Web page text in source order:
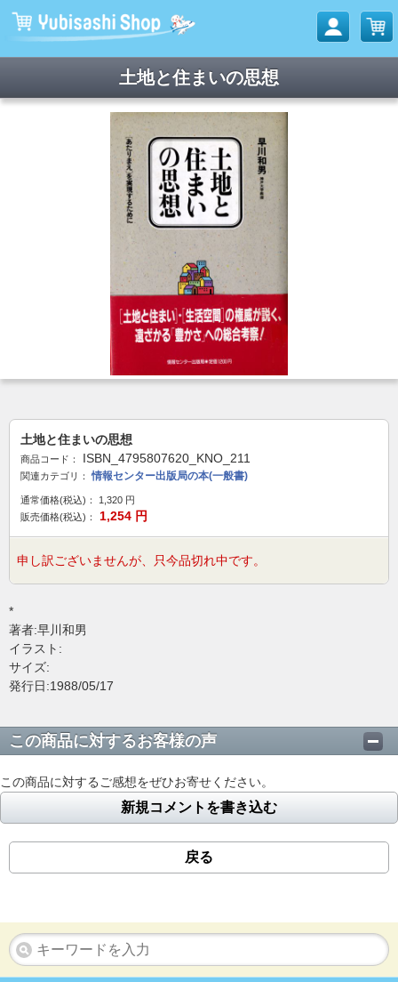
土地と住まいの思想
土地と住まいの思想
商品コード： ISBN_4795807620_KNO_211
関連カテゴリ： 情報センター出版局の本(一般書)
通常価格(税込)： 1,320 円
販売価格(税込)：
1,254 円
申し訳ございませんが、只今品切れ中です。
*
著者:早川和男
イラスト:
サイズ:
発行日:1988/05/17
この商品に対するお客様の声
この商品に対するご感想をぜひお寄せください。
新規コメントを書き込む
戻る